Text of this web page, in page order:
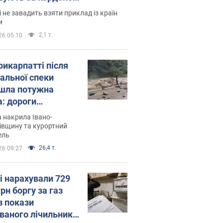
не завадить взяти приклад із країн
05:10 2,1 т.
після
спеки
потужна
дороги
на
Відео
накрила Івано-
та курортний
09:27 26,4 т.
нарахували 729
боргу за газ
покази
лічильника: